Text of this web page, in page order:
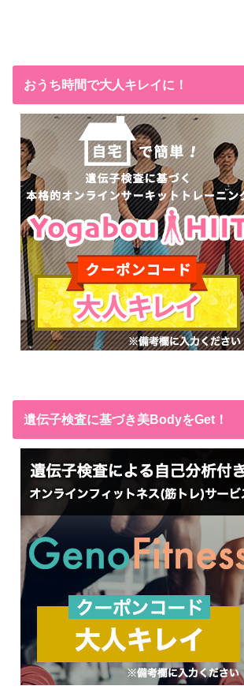
おうち時間で大人キレイに！
遺伝子検査に基づき美BodyをGet！